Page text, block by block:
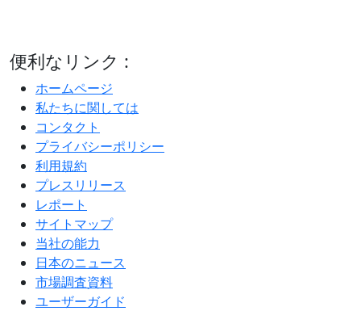
便利なリンク :
ホームページ
私たちに関しては
コンタクト
プライバシーポリシー
利用規約
プレスリリース
レポート
サイトマップ
当社の能力
日本のニュース
市場調査資料
ユーザーガイド